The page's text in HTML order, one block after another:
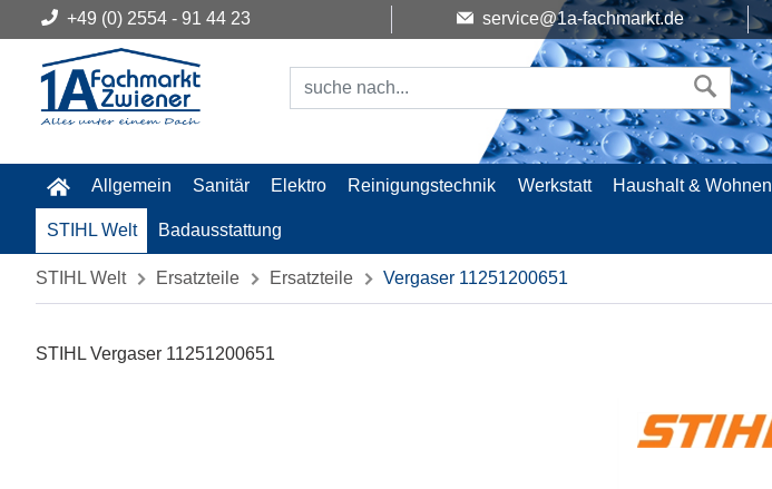
+49 (0) 2554 - 91 44 23 service@1a-fachmarkt.de
Allgemein Sanitär Elektro Reinigungstechnik Werkstatt Haushalt & Wohnen
STIHL Welt Badausstattung
STIHL Welt Ersatzteile Ersatzteile Vergaser 11251200651
STIHL Vergaser 11251200651